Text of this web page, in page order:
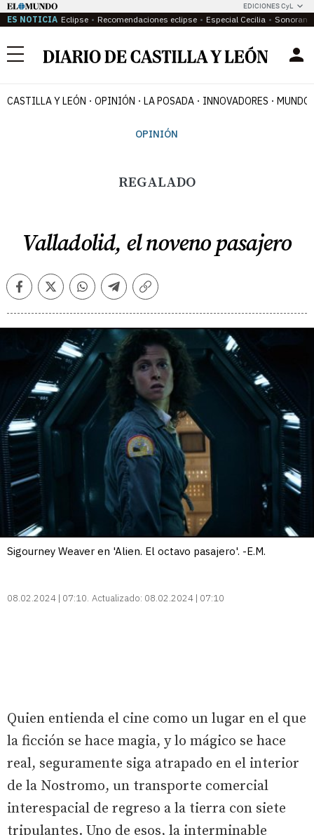
EDICIONES CyL
ES NOTICIA Eclipse Recomendaciones eclipse Especial Cecilia
Menú
CASTILLA Y LEÓN OPINIÓN LA POSADA INNOVADORES MUNDO
OPINIÓN
REGALADO
Valladolid, el noveno pasajero
FacebookTwitterWhatsappTelegramCopiar
Sigourney Weaver en 'Alien. El octavo pasajero'. -E.M.
08.02.2024 | 07:10 Actualizado: 08.02.2024 | 07:10
Quien entienda el cine como un lugar en el que
la ficción se hace magia, y lo mágico se hace
real, seguramente siga atrapado en el interior
de la Nostromo, un transporte comercial
interespacial de regreso a la tierra con siete
tripulantes. Uno de esos, la interminable